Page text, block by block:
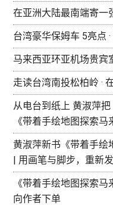
在亚洲大陆最南端寄一
台湾豪华保姆车 5亮点
马来西亚环亚机场贵宾
走读台湾南投松柏岭 ·
从电台到纸上 黄淑萍
《带着手绘地图探索
黄淑萍新书《带着手绘
| 用画笔与脚步，重新
《带着手绘地图探索
向作者下单